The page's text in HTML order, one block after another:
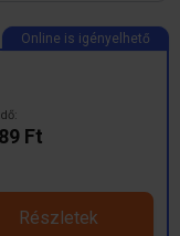
Ft
Részletek